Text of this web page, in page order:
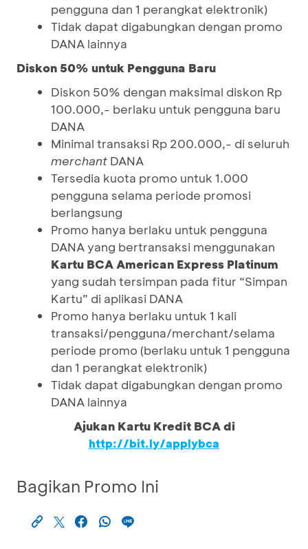
pengguna dan 1 perangkat elektronik)
Tidak dapat digabungkan dengan promo
DANA lainnya
Diskon 50% untuk Pengguna Baru
Diskon 50% dengan maksimal diskon Rp
100.000,- berlaku untuk pengguna baru
DANA
Minimal transaksi Rp 200.000,- di seluruh
merchant DANA
Tersedia kuota promo untuk 1.000
pengguna selama periode promosi
berlangsung
Promo hanya berlaku untuk pengguna
DANA yang bertransaksi menggunakan
Kartu BCA American Express Platinum
yang sudah tersimpan pada fitur “Simpan
Kartu” di aplikasi DANA
Promo hanya berlaku untuk 1 kali
transaksi/pengguna/merchant/selama
periode promo (berlaku untuk 1 pengguna
dan 1 perangkat elektronik)
Tidak dapat digabungkan dengan promo
DANA lainnya
Ajukan Kartu Kredit BCA di
http://bit.ly/applybca
Bagikan Promo Ini